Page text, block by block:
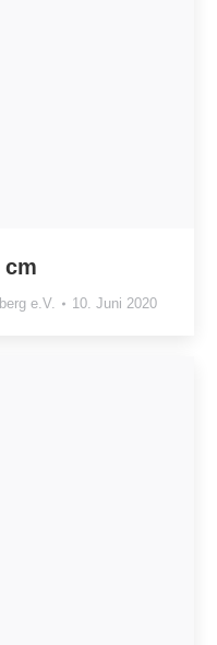
cm
e.V. 10. Juni 2020